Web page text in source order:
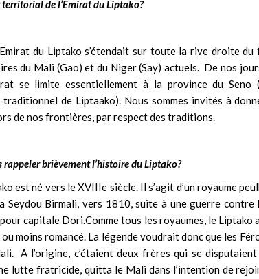
territorial de l’Emirat du Liptako?
du Liptako s’étendait sur toute la rive droite
du Mali (Gao) et du Niger (Say) actuels. De nos
se limite essentiellement à la province du
traditionnel de Liptaako). Nous sommes invités à
de nos frontières, par respect des traditions.
rappeler brièvement l’histoire du Liptako?
est né vers le XVIIIe siècle. Il s’agit d’un royaume
Seydou Birmali, vers 1810, suite à une guerre contre
capitale Dori.Comme tous les royaumes, le Liptako
moins romancé. La légende voudrait donc que les
A l’origine, c’étaient deux frères qui se
lutte fratricide, quitta le Mali dans l’intention de